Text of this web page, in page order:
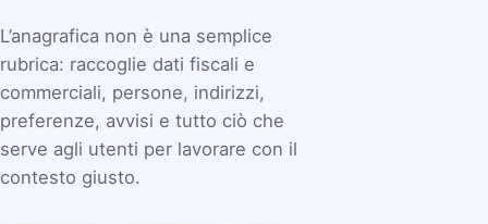
L’anagrafica non è una semplice
rubrica: raccoglie dati fiscali e
commerciali, persone, indirizzi,
preferenze, avvisi e tutto ciò che
serve agli utenti per lavorare con il
contesto giusto.